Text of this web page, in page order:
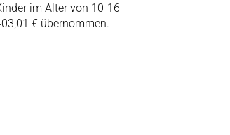
im Alter von 10-16
€ übernommen.